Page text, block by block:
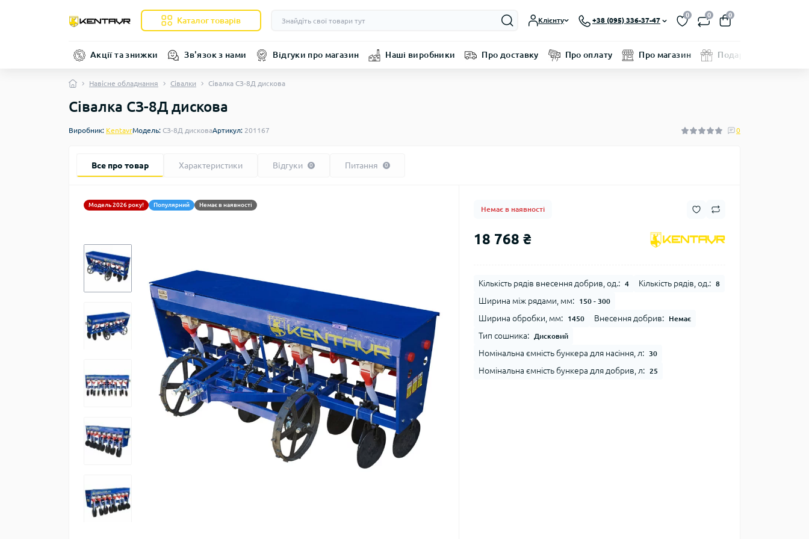
Каталог товарів Клієнту +38 (095) 336-37-47
0 0 0
Акції та знижки Зв'язок з нами Відгуки про магазин Наші виробники Про доставку Про оплату Про магазин Подарунковий
Навісне обладнання Сівалки Сівалка СЗ-8Д дискова
Сівалка СЗ-8Д дискова
Виробник: KentavrМодель: СЗ-8Д дисковаАртикул: 201167 0
Все про товар Характеристики Відгуки 0 Питання 0
Модель 2026 року! Популярний Немає в наявності
Немає в наявності
18 768 ₴
Кількість рядів внесення добрив, од.: 4 Кількість рядів, од.: 8
Ширина між рядами, мм: 150 - 300
Ширина обробки, мм: 1450 Внесення добрив: Немає
Тип сошника: Дисковий
Номінальна ємність бункера для насіння, л: 30
Номінальна ємність бункера для добрив, л: 25